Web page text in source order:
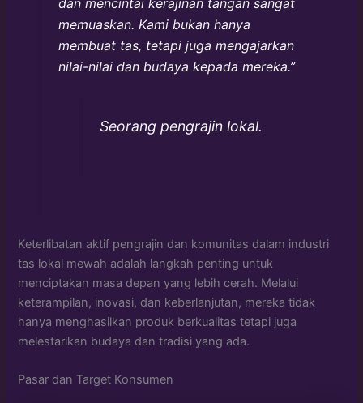
memuaskan. Kami bukan hanya
membuat tas, tetapi juga mengajarkan
nilai-nilai dan budaya kepada mereka.”
Seorang pengrajin lokal.
Keterlibatan aktif pengrajin dan komunitas dalam industri
tas lokal mewah adalah langkah penting untuk
menciptakan masa depan yang lebih cerah. Melalui
keterampilan, inovasi, dan keberlanjutan, mereka tidak
hanya menghasilkan produk berkualitas tetapi juga
melestarikan budaya dan tradisi yang ada.
Pasar dan Target Konsumen